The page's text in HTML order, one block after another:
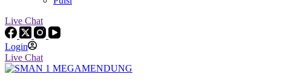
Live Chat
Login
Live Chat